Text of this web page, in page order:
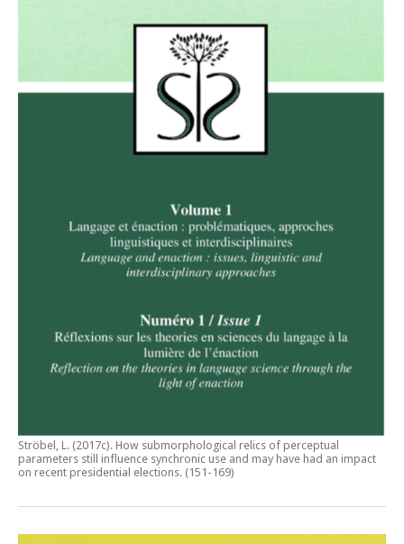
Ströbel, L. (2017c). How submorphological relics of perceptual
parameters still influence synchronic use and may have had an impact
on recent presidential elections. (151-169)